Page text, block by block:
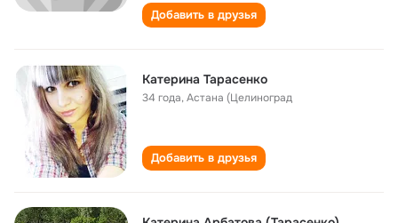
Добавить в друзья
Катерина Тарасенко
34 года,Астана (Целиноград
Добавить в друзья